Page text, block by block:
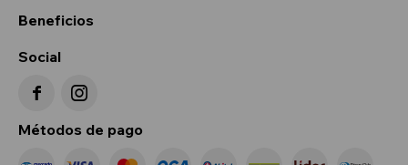
Beneficios
Social
 
Métodos de pago